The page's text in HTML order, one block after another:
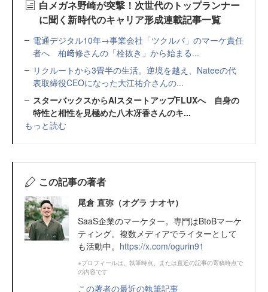
白メガネ野崎が突撃！次世代のトップランナー
に聞く新時代のキャリア形成連載記事一覧
電通デジタル10年→事業会社「ツクルバ」のマーケ責任
者へ 柏﨑修さんの「栓抜き」から始まる...
リクルートから3畳半の生活。逆境を越え、Nateeの代
表取締役CEOになった大江祐介さんの...
スターバックスからAIスタートアップFLUXへ 自身の
特性と相性を見極めた八木冴香さんのキ...
もっと読む
この記事の著者
尾倉 直弥（オグラ ナオヤ）
SaaS企業のマーケター。専門はBtoBマーケ
ティング。複数メディアでライターとして
も活動中。 https://x.com/ogurin91
※プロフィールは、執筆時点、または直近の記事の寄稿時点で
の内容です
この著者の最近の執筆記事